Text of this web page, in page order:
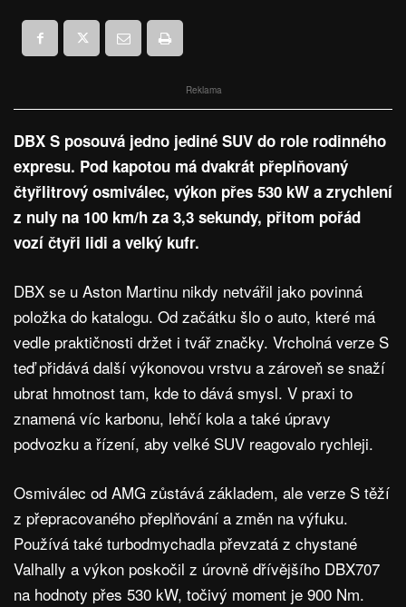
Reklama
DBX S posouvá jedno jediné SUV do role rodinného
expresu. Pod kapotou má dvakrát přeplňovaný
čtyřlitrový osmiválec, výkon přes 530 kW a zrychlení
z nuly na 100 km/h za 3,3 sekundy, přitom pořád
vozí čtyři lidi a velký kufr.
DBX se u Aston Martinu nikdy netvářil jako povinná
položka do katalogu. Od začátku šlo o auto, které má
vedle praktičnosti držet i tvář značky. Vrcholná verze S
teď přidává další výkonovou vrstvu a zároveň se snaží
ubrat hmotnost tam, kde to dává smysl. V praxi to
znamená víc karbonu, lehčí kola a také úpravy
podvozku a řízení, aby velké SUV reagovalo rychleji.
Osmiválec od AMG zůstává základem, ale verze S těží
z přepracovaného přeplňování a změn na výfuku.
Používá také turbodmychadla převzatá z chystané
Valhally a výkon poskočil z úrovně dřívějšího DBX707
na hodnoty přes 530 kW, točivý moment je 900 Nm.